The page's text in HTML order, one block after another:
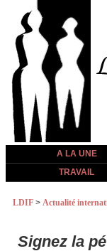
A LA UNE
TRAVAIL
LDIF > Actualité
Signez la